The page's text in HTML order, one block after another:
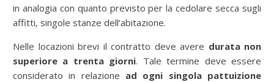
in analogia con quanto previsto per la cedolare secca sugli
affitti, singole stanze dell’abitazione.
Nelle locazioni brevi il contratto deve avere durata non
superiore a trenta giorni. Tale termine deve essere
considerato in relazione ad ogni singola pattuizione